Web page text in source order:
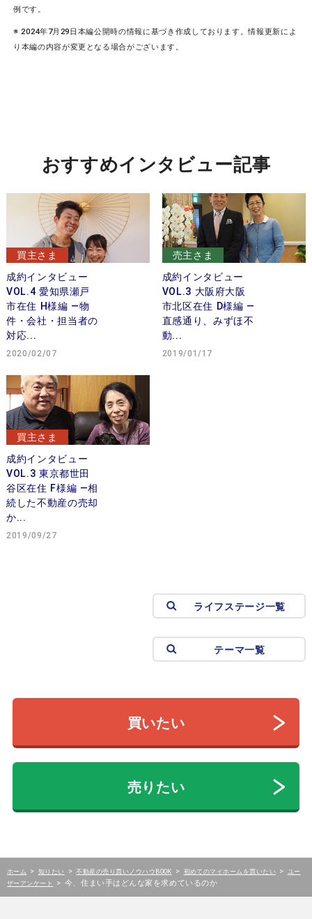
例です。
※ 2024年7月29日本編公開時の情報に基づき作成しております。情報更新によ
り本編の内容が変更となる場合がございます。
おすすめインタビュー記事
買主さま
成約インタビュー
VOL.4 愛知県瀬戸
市在住 H様編 —物
件・会社・担当者の
対応...
2020/02/07
売主さま
成約インタビュー
VOL.3 大阪府大阪
市北区在住 D様編 —
直感通り、みずほ不
動...
2019/01/17
買主さま
成約インタビュー
VOL.3 東京都世田
谷区在住 F様編 —相
続した不動産の売却
か...
2019/09/27
ライフステージ一覧
テーマ一覧
買いたい
売りたい
ホーム > 知りたい > 不動産の売り買いノウハウBOOK > 初めてのマイホームを買いたい >
ユー
ザーアンケート
> 今、住まい手はどんな家を求めているのか